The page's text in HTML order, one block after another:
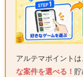
アルテマポイント
な案件を選べる！